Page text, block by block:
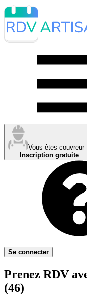
Vous êtes couvreur
Inscription gratuite
Se connecter
Prenez RDV
(46)